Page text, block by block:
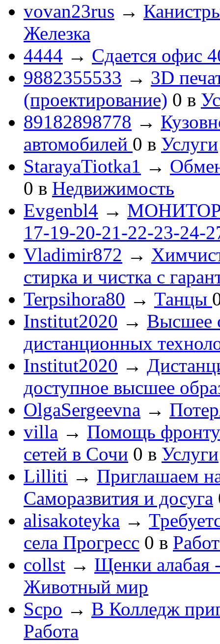
vovan23rus →
Железка
4444 → Сдается офис
9882355533 → 3D
(проектирование) 0 в
89182898778 →
автомобилей 0 в Услуги
StarayaTiotka1 →
0 в Недвижимость
Evgenbl4 → МОНИТОРЫ
17-19-20-21-22-23-24-
Vladimir872 →
стирка и чистка с
Terpsihora80 → Танцы
Institut2020 → Высшее
дистанционных
Institut2020 →
доступное высшее
OlgaSergeevna →
villa → Помощь
сетей в Сочи 0 в Услуги
Lilliti → Приглашаем
Саморазвития и досуга
alisakoteyka →
села Прогресс 0 в
collst → Щенки алабая
Животный мир
Scpo → В Колледж
Работа